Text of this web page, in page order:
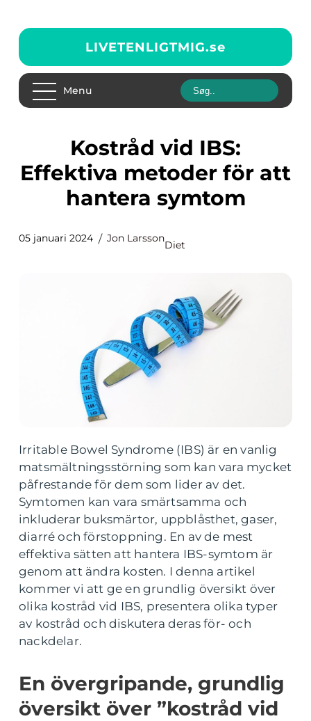
LIVETENLIGTMIG.se
Menu
Kostråd vid IBS:
Effektiva metoder för att
hantera symtom
05 januari 2024 Jon Larsson
Diet
Irritable Bowel Syndrome (IBS) är en vanlig
matsmältningsstörning som kan vara mycket
påfrestande för dem som lider av det.
Symtomen kan vara smärtsamma och
inkluderar buksmärtor, uppblåsthet, gaser,
diarré och förstoppning. En av de mest
effektiva sätten att hantera IBS-symtom är
genom att ändra kosten. I denna artikel
kommer vi att ge en grundlig översikt över
olika kostråd vid IBS, presentera olika typer
av kostråd och diskutera deras för- och
nackdelar.
En övergripande, grundlig
översikt över ”kostråd vid